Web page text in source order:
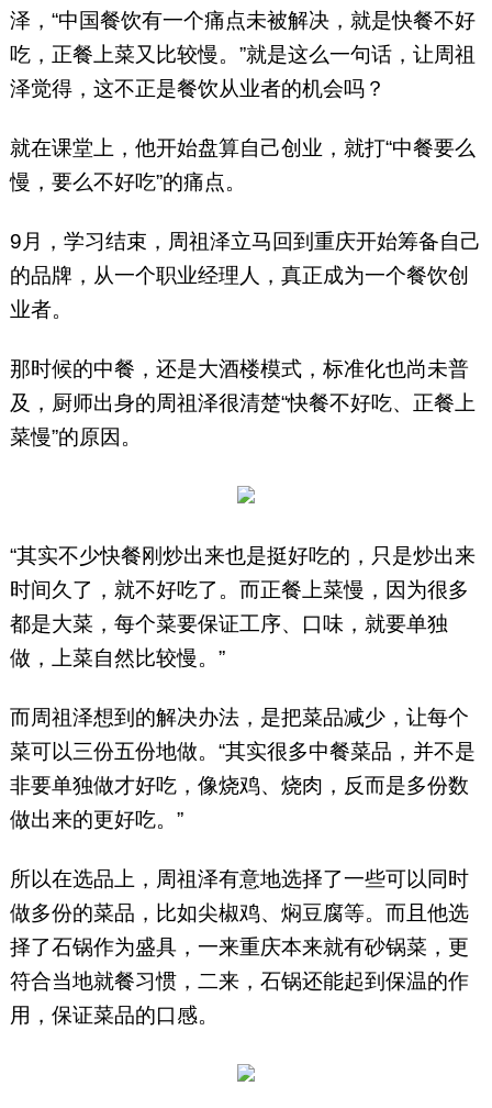
泽，“中国餐饮有一个痛点未被解决，就是快餐不好
吃，正餐上菜又比较慢。”就是这么一句话，让周祖
泽觉得，这不正是餐饮从业者的机会吗？
就在课堂上，他开始盘算自己创业，就打“中餐要么
慢，要么不好吃”的痛点。
9月，学习结束，周祖泽立马回到重庆开始筹备自己
的品牌，从一个职业经理人，真正成为一个餐饮创
业者。
那时候的中餐，还是大酒楼模式，标准化也尚未普
及，厨师出身的周祖泽很清楚“快餐不好吃、正餐上
菜慢”的原因。
“其实不少快餐刚炒出来也是挺好吃的，只是炒出来
时间久了，就不好吃了。而正餐上菜慢，因为很多
都是大菜，每个菜要保证工序、口味，就要单独
做，上菜自然比较慢。”
而周祖泽想到的解决办法，是把菜品减少，让每个
菜可以三份五份地做。“其实很多中餐菜品，并不是
非要单独做才好吃，像烧鸡、烧肉，反而是多份数
做出来的更好吃。”
所以在选品上，周祖泽有意地选择了一些可以同时
做多份的菜品，比如尖椒鸡、焖豆腐等。而且他选
择了石锅作为盛具，一来重庆本来就有砂锅菜，更
符合当地就餐习惯，二来，石锅还能起到保温的作
用，保证菜品的口感。